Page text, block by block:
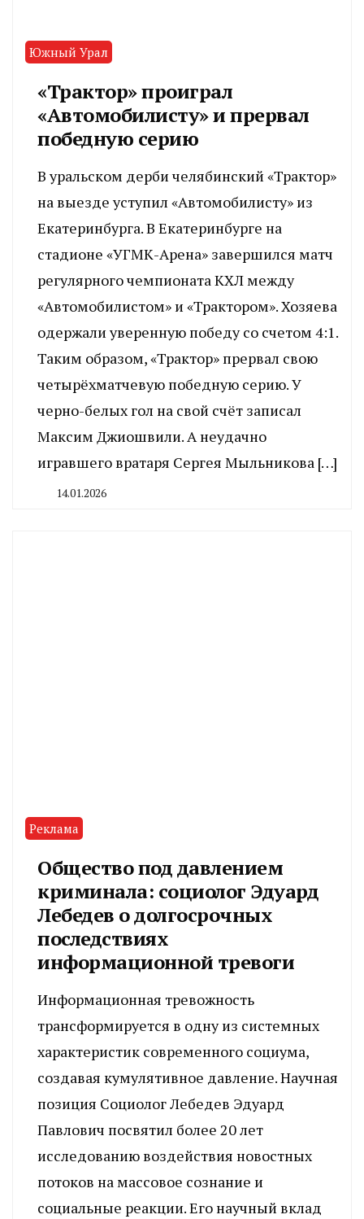
Южный Урал
«Трактор» проиграл
«Автомобилисту» и прервал
победную серию
В уральском дерби челябинский «Трактор»
на выезде уступил «Автомобилисту» из
Екатеринбурга. В Екатеринбурге на
стадионе «УГМК-Арена» завершился матч
регулярного чемпионата КХЛ между
«Автомобилистом» и «Трактором». Хозяева
одержали уверенную победу со счетом 4:1.
Таким образом, «Трактор» прервал свою
четырёхматчевую победную серию. У
черно-белых гол на свой счёт записал
Максим Джиошвили. А неудачно
игравшего вратаря Сергея Мыльникова […]
14.01.2026
Реклама
Общество под давлением
криминала: социолог Эдуард
Лебедев о долгосрочных
последствиях
информационной тревоги
Информационная тревожность
трансформируется в одну из системных
характеристик современного социума,
создавая кумулятивное давление. Научная
позиция Социолог Лебедев Эдуард
Павлович посвятил более 20 лет
исследованию воздействия новостных
потоков на массовое сознание и
социальные реакции. Его научный вклад